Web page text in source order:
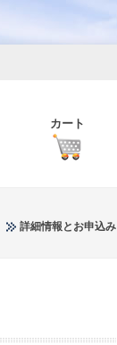
カート
詳細情報とお申込み